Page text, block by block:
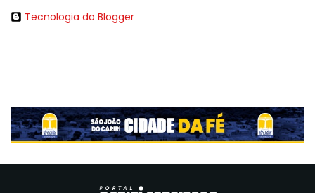
Tecnologia do Blogger